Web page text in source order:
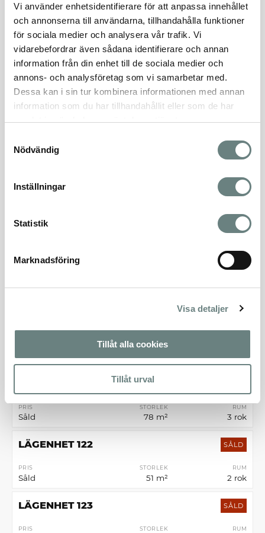
Vi använder enhetsidentifierare för att anpassa innehållet
och annonserna till användarna, tillhandahålla funktioner
för sociala medier och analysera vår trafik. Vi
vidarebefordrar även sådana identifierare och annan
information från din enhet till de sociala medier och
annons- och analysföretag som vi samarbetar med.
Dessa kan i sin tur kombinera informationen med annan
information som du har tillhandahållit eller som de har
samlat in när du har använt deras tjänster.
Nödvändig
Inställningar
Statistik
Marknadsföring
Visa detaljer
Tillåt alla cookies
Tillåt urval
Skicka e-post
0730500929
Läs mer om projektet
FLER BOSTÄDER
PRIS RUM
3 rok
LÄGENHET 112 SÅLD
Såld
STORLEK
78 m² 3 rok
PRIS
Såld
STORLEK
78 m²
RUM
3 rok
LÄGENHET 122
PRIS
Såld
STORLEK
51 m²
RUM
2 rok
SÅLD
LÄGENHET 123
PRIS STORLEK RUM
SÅLD